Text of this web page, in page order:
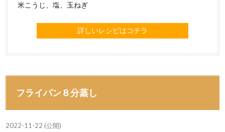
米こうじ、塩、玉ねぎ
詳しいレシピはコチラ
フライパン８分蒸し
2022-11-22 (公開)